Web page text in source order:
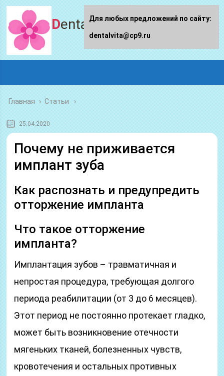
Dentalvita.ru
Главная › Статьи
25.04.2020
Почему не приживается
имплант зуба
Как распознать и предупредить
отторжение импланта
Что такое отторжение
импланта?
Имплантация зубов – травматичная и
непростая процедура, требующая долгого
периода реабилитации (от 3 до 6 месяцев).
Этот период не постоянно протекает гладко,
может быть возникновение отечности
мягеньких тканей, болезненных чувств,
кровотечения и остальных противных
Для любых предложений по сайту:
dentalvita@cp9.ru